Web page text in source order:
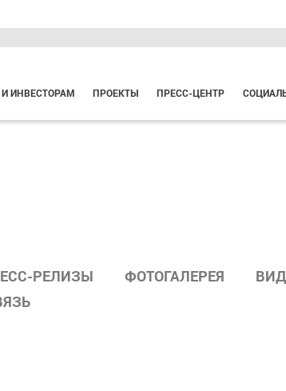
ИНВЕСТОРАМ ПРОЕКТЫ ПРЕСС-ЦЕНТР
РЕЛИЗЫ ФОТОГАЛЕРЕЯ